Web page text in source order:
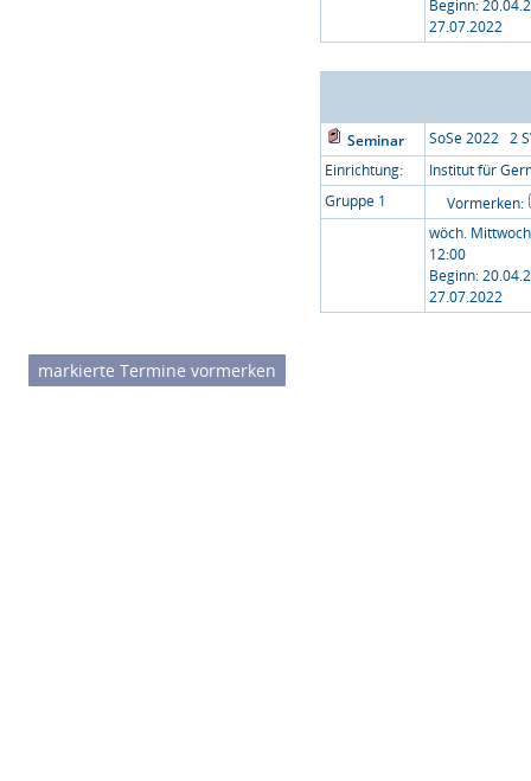
Beginn:
27.07.2022
Seminar
SoSe 2022 2
Einrichtung:
Institut für
Gruppe 1
Vormerken:
wöch.
12:00
Beginn:
27.07.2022